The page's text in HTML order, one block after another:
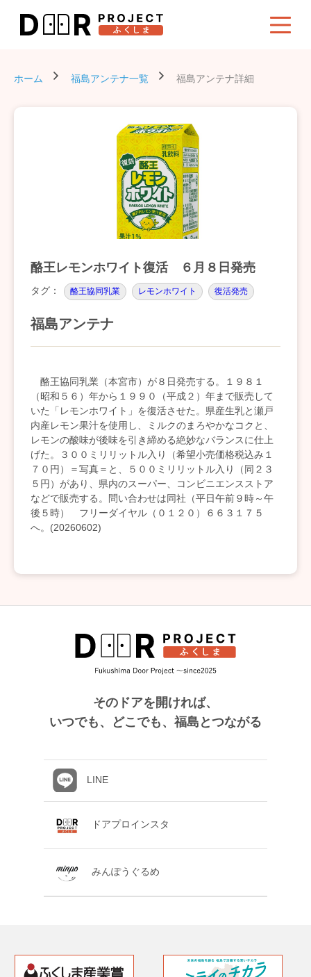
ホーム 福島アンテナ一覧 福島アンテナ詳細
酪王レモンホワイト復活 ６月８日発売
タグ： 酪王協同乳業 レモンホワイト 復活発売
福島アンテナ
酪王協同乳業（本宮市）が８日発売する。１９８１
（昭和５６）年から１９９０（平成２）年まで販売して
いた「レモンホワイト」を復活させた。県産生乳と瀬戸
内産レモン果汁を使用し、ミルクのまろやかなコクと、
レモンの酸味が後味を引き締める絶妙なバランスに仕上
げた。３００ミリリットル入り（希望小売価格税込み１
７０円）＝写真＝と、５００ミリリットル入り（同２３
５円）があり、県内のスーパー、コンビニエンスストア
などで販売する。問い合わせは同社（平日午前９時～午
後５時） フリーダイヤル（０１２０）６６３１７５
へ。(20260602)
そのドアを開ければ、
いつでも、どこでも、福島とつながる
LINE
ドアプロインスタ
みんぽうぐるめ